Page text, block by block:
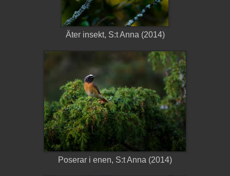
Äter insekt, S:t Anna (2014)
Poserar i enen, S:t Anna (2014)